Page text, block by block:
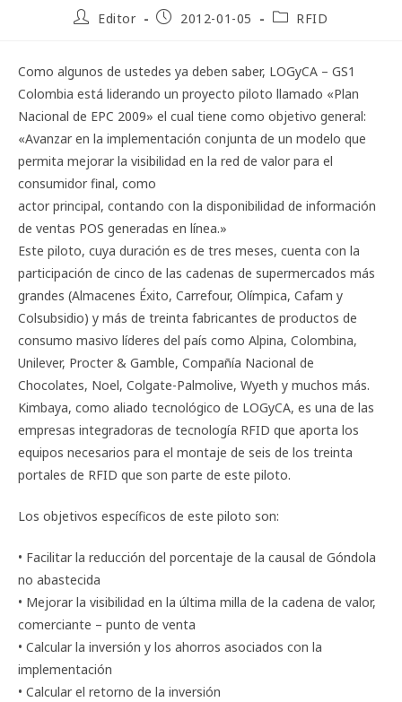
Editor 2012-01-05 RFID
Como algunos de ustedes ya deben saber, LOGyCA – GS1
Colombia está liderando un proyecto piloto llamado «Plan
Nacional de EPC 2009» el cual tiene como objetivo general:
«Avanzar en la implementación conjunta de un modelo que
permita mejorar la visibilidad en la red de valor para el
consumidor final, como
actor principal, contando con la disponibilidad de información
de ventas POS generadas en línea.»
Este piloto, cuya duración es de tres meses, cuenta con la
participación de cinco de las cadenas de supermercados más
grandes (Almacenes Éxito, Carrefour, Olímpica, Cafam y
Colsubsidio) y más de treinta fabricantes de productos de
consumo masivo líderes del país como Alpina, Colombina,
Unilever, Procter & Gamble, Compañía Nacional de
Chocolates, Noel, Colgate-Palmolive, Wyeth y muchos más.
Kimbaya, como aliado tecnológico de LOGyCA, es una de las
empresas integradoras de tecnología RFID que aporta los
equipos necesarios para el montaje de seis de los treinta
portales de RFID que son parte de este piloto.
Los objetivos específicos de este piloto son:
• Facilitar la reducción del porcentaje de la causal de Góndola
no abastecida
• Mejorar la visibilidad en la última milla de la cadena de valor,
comerciante – punto de venta
• Calcular la inversión y los ahorros asociados con la
implementación
• Calcular el retorno de la inversión